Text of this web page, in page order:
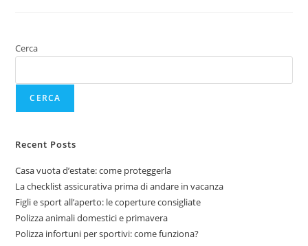
Cerca
CERCA
Recent Posts
Casa vuota d’estate: come proteggerla
La checklist assicurativa prima di andare in vacanza
Figli e sport all’aperto: le coperture consigliate
Polizza animali domestici e primavera
Polizza infortuni per sportivi: come funziona?